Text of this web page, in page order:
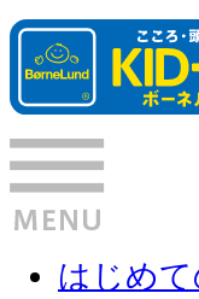
はじめ